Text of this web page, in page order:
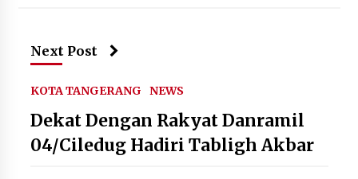
Next Post
KOTA TANGERANG NEWS
Dekat Dengan Rakyat Danramil
04/Ciledug Hadiri Tabligh Akbar